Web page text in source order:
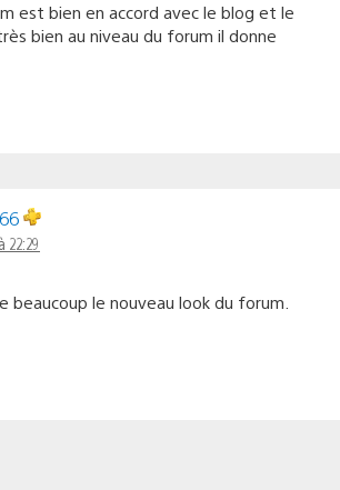
est bien en accord avec le blog et le
bien au niveau du forum il donne
22:29
beaucoup le nouveau look du forum.